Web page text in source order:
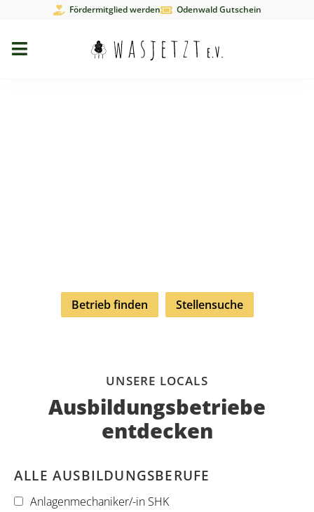
Fördermitglied werden Odenwald Gutschein
Betrieb finden Stellensuche
UNSERE LOCALS
Ausbildungsbetriebe
entdecken
ALLE AUSBILDUNGSBERUFE
Anlagenmechaniker/-in SHK